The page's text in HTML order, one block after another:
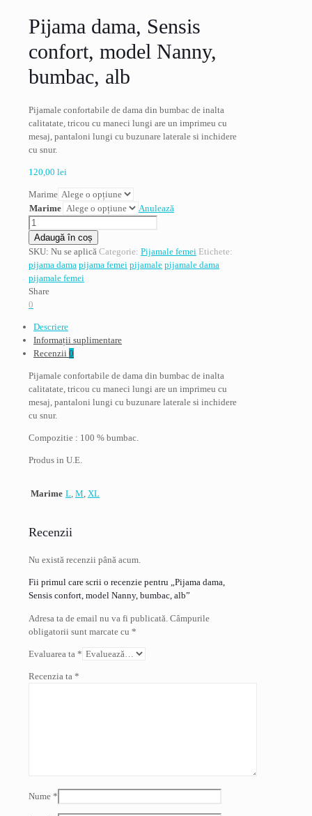
Pijama dama, Sensis
confort, model Nanny,
bumbac, alb
Pijamale confortabile de dama din bumbac de inalta
calitatate, tricou cu maneci lungi are un imprimeu cu
mesaj, pantaloni lungi cu buzunare laterale si inchidere
cu snur.
120,00 lei
Marime
Marime
Anulează
Cantitate
Pijama
dama,
Sensis
confort,
model
Nanny,
alb
Adaugă în coș
SKU: Nu se aplică Categorie: Pijamale femei Etichete:
pijama dama pijama femei pijamale pijamale dama
pijamale femei
Share
0
Descriere
Informații suplimentare
Recenzii 0
Pijamale confortabile de dama din bumbac de inalta
calitatate, tricou cu maneci lungi are un imprimeu cu
mesaj, pantaloni lungi cu buzunare laterale si inchidere
cu snur.
Compozitie : 100 % bumbac.
Produs in U.E.
Marime L, M, XL
Recenzii
Nu există recenzii până acum.
Fii primul care scrii o recenzie pentru „Pijama dama,
Sensis confort, model Nanny, bumbac, alb”
Adresa ta de email nu va fi publicată. Câmpurile
obligatorii sunt marcate cu *
Evaluarea ta *
Recenzia ta *
Nume *